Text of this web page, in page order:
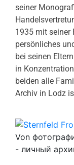
seiner
1935 mit seiner
persönliches
bei seinen
in
beiden alle
Archiv in Lodz
Von
- личный